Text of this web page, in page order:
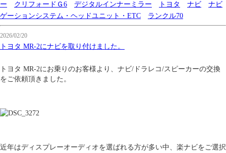
ー
クリフォードＧ6 デジタルインナーミラー トヨタ ナビ
ナビ
ゲーションシステム・ヘッドユニット・ETC
ランクル70
2026/02/20
トヨタ MR-2にナビを取り付けました。
トヨタ MR-2にお乗りのお客様より、ナビ/ドラレコ/スピーカーの交換
をご依頼頂きました。
近年はディスプレーオーディオを選ばれる方が多い中、楽ナビをご選択